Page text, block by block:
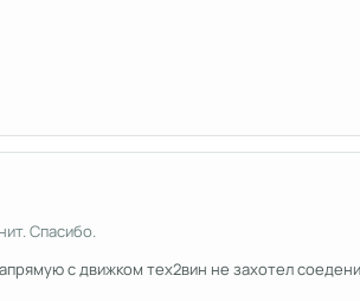
Спасибо.
с движком тех2вин не захотел